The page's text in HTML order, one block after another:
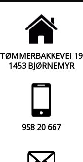
TØMMERBAKKEVEI 19
1453 BJØRNEMYR
958 20 667